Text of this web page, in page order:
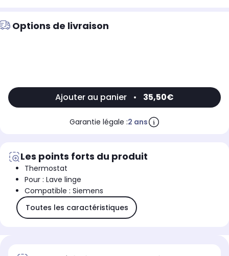
Options de livraison
Ajouter au panier • 35,50€
Garantie légale :2 ans
Les points forts du produit
Thermostat
Pour : Lave linge
Compatible : Siemens
Toutes les caractéristiques